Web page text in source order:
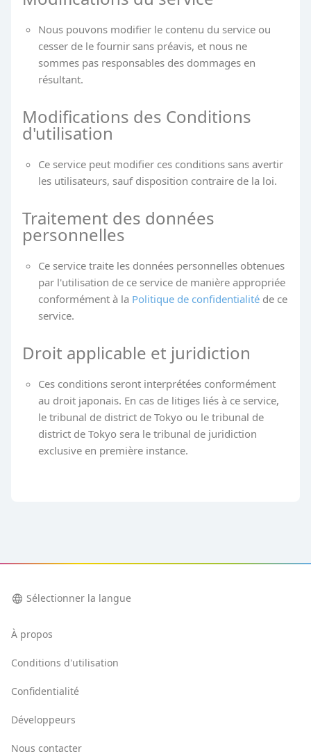
Nous pouvons modifier le contenu du service ou
cesser de le fournir sans préavis, et nous ne
sommes pas responsables des dommages en
résultant.
Modifications des Conditions
d'utilisation
Ce service peut modifier ces conditions sans avertir
les utilisateurs, sauf disposition contraire de la loi.
Traitement des données
personnelles
Ce service traite les données personnelles obtenues
par l'utilisation de ce service de manière appropriée
conformément à la Politique de confidentialitéde ce
service.
Droit applicable et juridiction
Ces conditions seront interprétées conformément
au droit japonais. En cas de litiges liés à ce service,
le tribunal de district de Tokyo ou le tribunal de
district de Tokyo sera le tribunal de juridiction
exclusive en première instance.
language Sélectionner la langue
À propos
Conditions d'utilisation
Confidentialité
Développeurs
Nous contacter